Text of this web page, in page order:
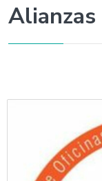
Alianzas